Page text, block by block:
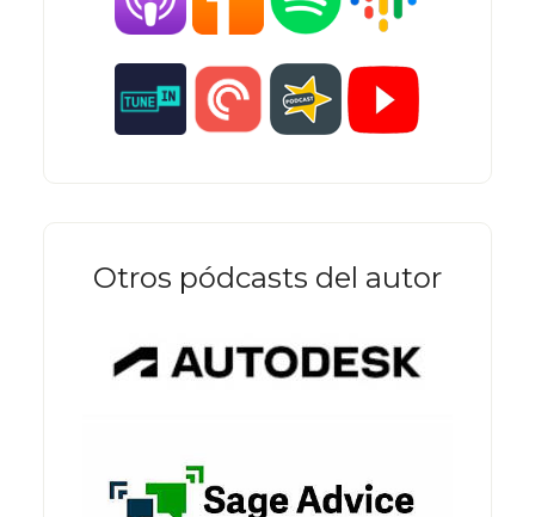
Otros pódcasts del autor